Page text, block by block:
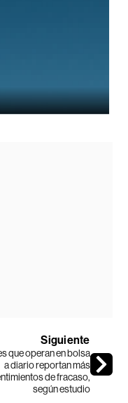
Siguiente
que operan en bolsa
a diario reportan más
de fracaso,
según estudio